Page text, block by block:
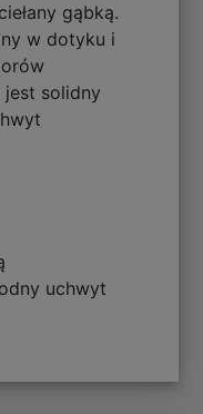
gąbką.
w dotyku i
solidny
uchwyt